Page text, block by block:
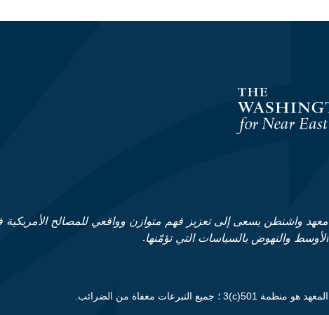
معهد واشنطن يسعى إلى تعزيز فهم متوازن وواقعي للمصالح
الأوسط والنهوض بالسياسات التي تؤمّنها.
المعهد هو منظمة 501(c)3 ؛ جميع التبرعات معفاة من الضرائب.